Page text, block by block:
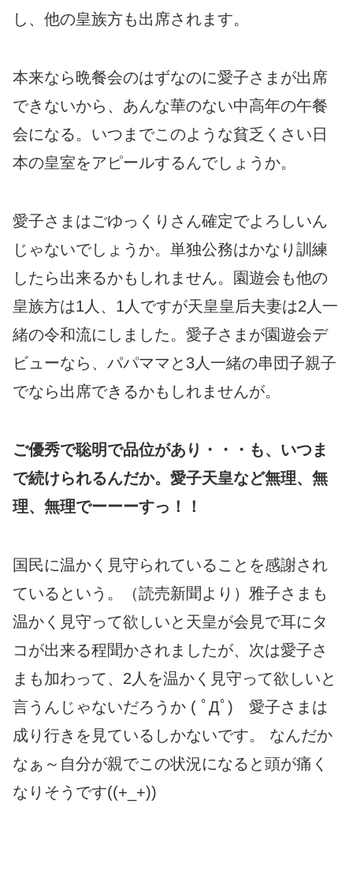
し、他の皇族方も出席されます。
本来なら晩餐会のはずなのに愛子さまが出席
できないから、あんな華のない中高年の午餐
会になる。いつまでこのような貧乏くさい日
本の皇室をアピールするんでしょうか。
愛子さまはごゆっくりさん確定でよろしいん
じゃないでしょうか。単独公務はかなり訓練
したら出来るかもしれません。園遊会も他の
皇族方は1人、1人ですが天皇皇后夫妻は2人一
緒の令和流にしました。愛子さまが園遊会デ
ビューなら、パパママと3人一緒の串団子親子
でなら出席できるかもしれませんが。
ご優秀で聡明で品位があり・・・も、いつま
で続けられるんだか。愛子天皇など無理、無
理、無理でーーーすっ！！
国民に温かく見守られていることを感謝され
ているという。（読売新聞より）雅子さまも
温かく見守って欲しいと天皇が会見で耳にタ
コが出来る程聞かされましたが、次は愛子さ
まも加わって、2人を温かく見守って欲しいと
言うんじゃないだろうか ( ﾟДﾟ) 愛子さまは
成り行きを見ているしかないです。 なんだか
なぁ～自分が親でこの状況になると頭が痛く
なりそうです((+_+))